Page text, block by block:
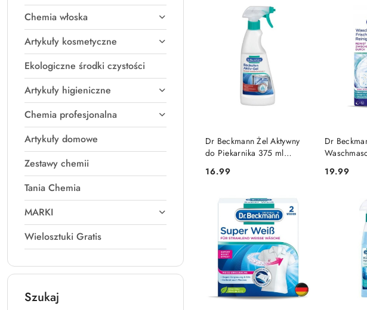
Chemia włoska
Artykuły kosmetyczne
Ekologiczne środki czystości
Artykuły higieniczne
Chemia profesjonalna
Artykuły domowe
Zestawy chemii
Tania Chemia
MARKI
Wielosztuki Gratis
Szukaj
Dr Beckmann Żel Aktywny
do Piekarnika 375 ml
Cena:
16.99
DO KOSZYKA
Dr
(Niemcy)
Cena:
19.99